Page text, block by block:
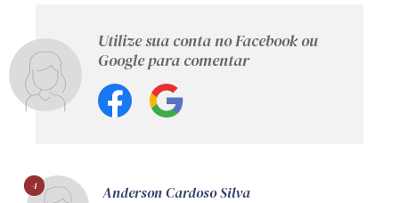
Utilize sua conta no Facebook ou
Google para comentar
-1
Anderson Cardoso Silva